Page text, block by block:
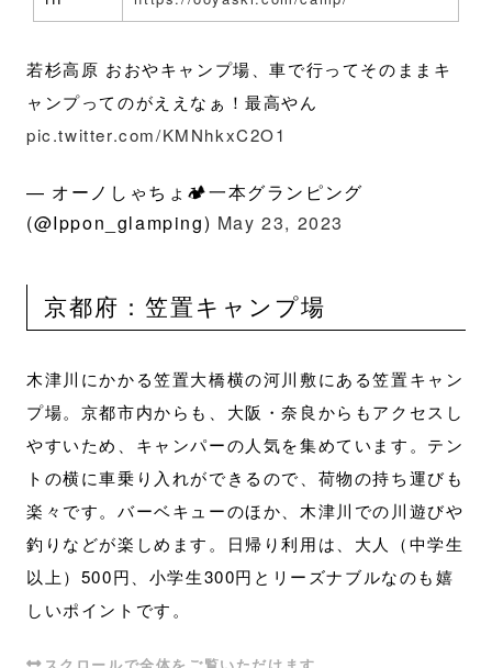
若杉高原 おおやキャンプ場、車で行ってそのままキ
ャンプってのがええなぁ！最高やん
pic.twitter.com/KMNhkxC2O1
— オーノしゃちょ🏕一本グランピング
(@Ippon_glamping) May 23, 2023
京都府：笠置キャンプ場
木津川にかかる笠置大橋横の河川敷にある笠置キャン
プ場。京都市内からも、大阪・奈良からもアクセスし
やすいため、キャンパーの人気を集めています。テン
トの横に車乗り入れができるので、荷物の持ち運びも
楽々です。バーベキューのほか、木津川での川遊びや
釣りなどが楽しめます。日帰り利用は、大人（中学生
以上）500円、小学生300円とリーズナブルなのも嬉
しいポイントです。